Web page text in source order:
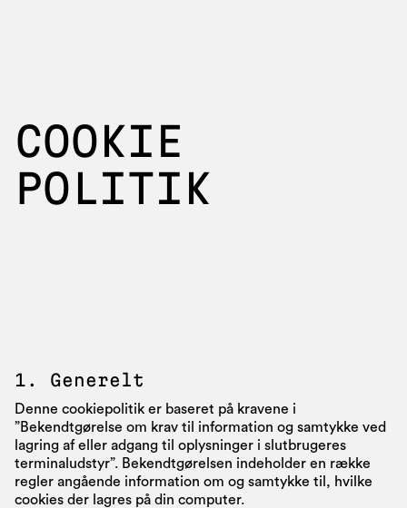
COOKIE
POLITIK
1. Generelt
Denne cookiepolitik er baseret på kravene i
”Bekendtgørelse om krav til information og samtykke ved
lagring af eller adgang til oplysninger i slutbrugeres
terminaludstyr”. Bekendtgørelsen indeholder en række
regler angående information om og samtykke til, hvilke
cookies der lagres på din computer.